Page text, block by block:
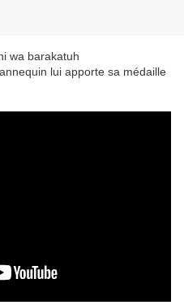
wa barakatuh
lui apporte sa médaille